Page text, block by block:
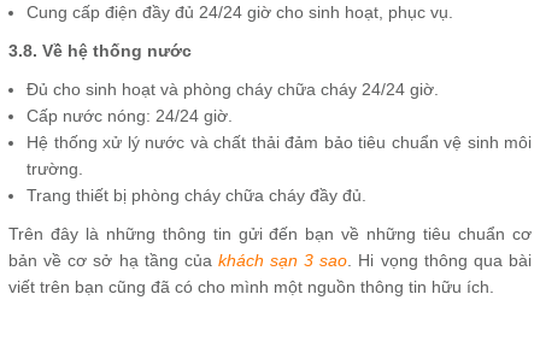
Cung cấp điện đầy đủ 24/24 giờ cho sinh hoạt, phục vụ.
3.8. Về hệ thống nước
Đủ cho sinh hoạt và phòng cháy chữa cháy 24/24 giờ.
Cấp nước nóng: 24/24 giờ.
Hệ thống xử lý nước và chất thải đảm bảo tiêu chuẩn vệ sinh môi
trường.
Trang thiết bị phòng cháy chữa cháy đầy đủ.
Trên đây là những thông tin gửi đến bạn về những tiêu chuẩn cơ
bản về cơ sở hạ tầng của khách sạn 3 sao . Hi vọng thông qua bài
viết trên bạn cũng đã có cho mình một nguồn thông tin hữu ích.